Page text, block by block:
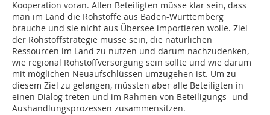
Kooperation voran. Allen Beteiligten müsse klar sein, dass
man im Land die Rohstoffe aus Baden-Württemberg
brauche und sie nicht aus Übersee importieren wolle. Ziel
der Rohstoffstrategie müsse sein, die natürlichen
Ressourcen im Land zu nutzen und darum nachzudenken,
wie regional Rohstoffversorgung sein sollte und wie darum
mit möglichen Neuaufschlüssen umzugehen ist. Um zu
diesem Ziel zu gelangen, müssten aber alle Beteiligten in
einen Dialog treten und im Rahmen von Beteiligungs- und
Aushandlungsprozessen zusammensitzen.